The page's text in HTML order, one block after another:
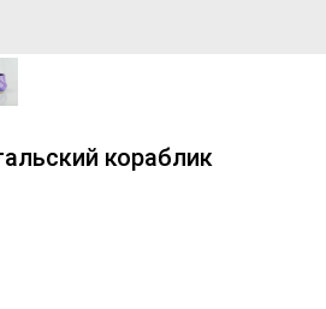
кораблик